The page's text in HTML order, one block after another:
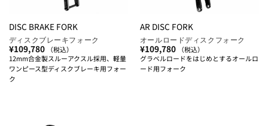
DISC BRAKE FORK
ディスクブレーキフォーク
¥109,780
（税込）
12mm合金製スルーアクスル採用、軽量
ワンピース型ディスクブレーキ用フォー
ク
AR DISC FORK
オールロードディスクフォーク
¥109,780
（税込）
グラベルロードをはじめとするオールロ
ード用フォーク